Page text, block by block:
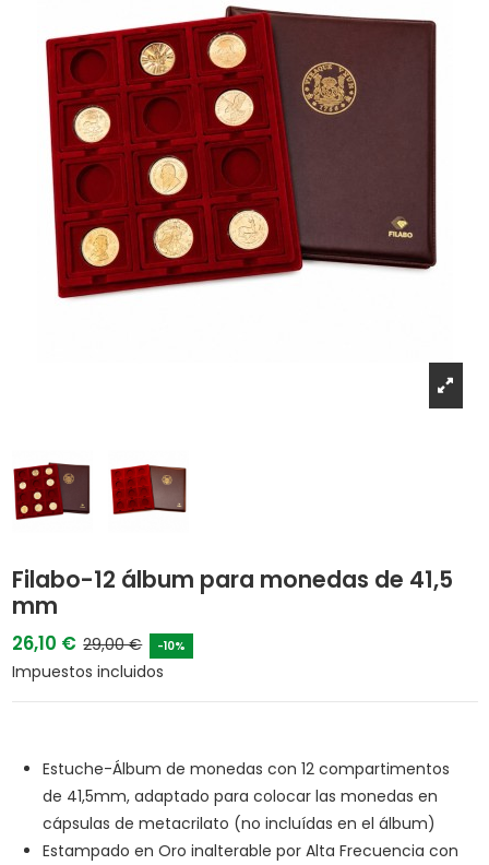
Filabo-12 álbum para monedas de 41,5
mm
26,10 € 29,00 € -10%
Impuestos incluidos
Estuche-Álbum de monedas con 12 compartimentos
de 41,5mm, adaptado para colocar las monedas en
cápsulas de metacrilato (no incluídas en el álbum)
Estampado en Oro inalterable por Alta Frecuencia con